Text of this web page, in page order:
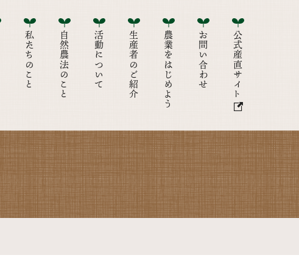
私たちのこと 自然農法のこと 活動について 生産者のご紹介 農業をはじめよう お問い合わせ 公式産直サイト